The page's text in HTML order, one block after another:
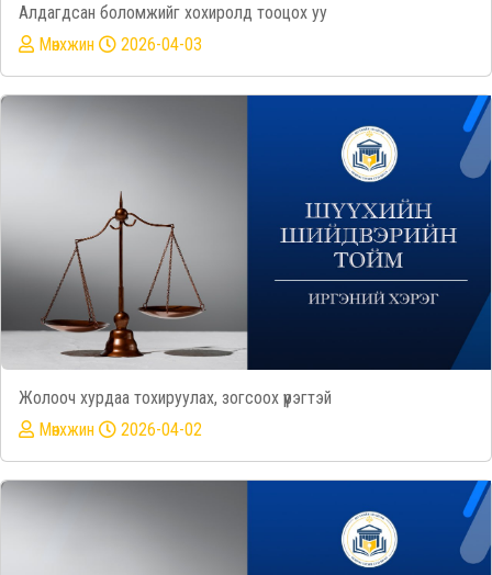
Алдагдсан боломжийг хохиролд тооцох уу
Mөнхжин
2026-04-03
Жолооч хурдаа тохируулах, зогсоох үүрэгтэй
Mөнхжин
2026-04-02